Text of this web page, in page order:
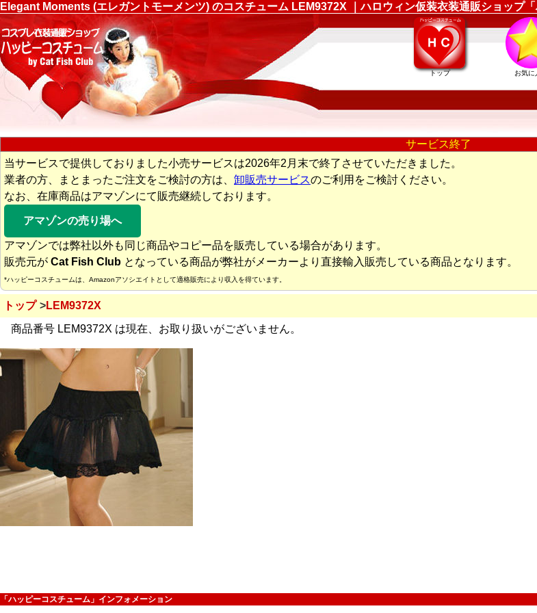
Elegant Moments (エレガントモーメンツ) のコスチューム LEM9372X ｜ハロウィン仮装衣装通販ショップ「
トップ お気に
サービス終了
当サービスで提供しておりました小売サービスは2026年2月末で終了させていただきました。
業者の方、まとまったご注文をご検討の方は、 卸販売サービスのご利用をご検討ください。
なお、在庫商品はアマゾンにて販売継続しております。
アマゾンの売り場へ
アマゾンでは弊社以外も同じ商品やコピー品を販売している場合があります。
販売元が Cat Fish Club となっている商品が弊社がメーカーより直接輸入販売している商品となります。
*ハッピーコスチュームは、Amazonアソシエイトとして適格販売により収入を得ています。
トップ
LEM9372X
商品番号 LEM9372X は現在、お取り扱いがございません。
「ハッピーコスチューム」インフォメーション